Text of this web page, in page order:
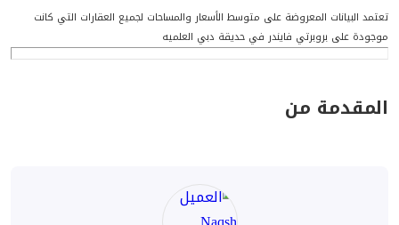
تعتمد البيانات المعروضة على متوسط الأسعار والمساحات لجميع العقارات التي كانت
موجودة على بروبرتي فايندر في حديقة دبي العلميه
المقدمة من